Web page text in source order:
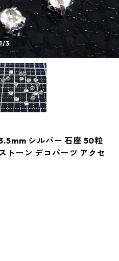
1/3
シルバー 石座 50粒
トーン デコパーツ アクセ